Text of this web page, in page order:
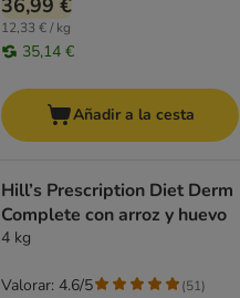
36,99 €
12,33 € / kg
35,14 €
Añadir a la cesta
Hill’s Prescription Diet Derm
Complete con arroz y huevo
4 kg
Valorar: 4.6/5 (51)